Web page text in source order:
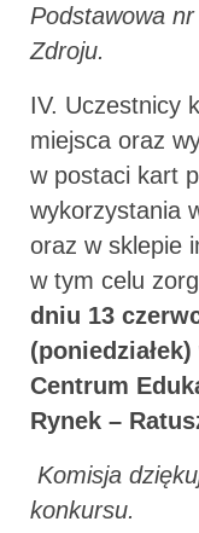
Podstawowa
Zdroju.
IV. Uczestnicy
miejsca oraz
w postaci kart
wykorzystania
oraz w sklepie
w tym celu
dniu 13
Centrum
Rynek –
Komisja
konkursu.